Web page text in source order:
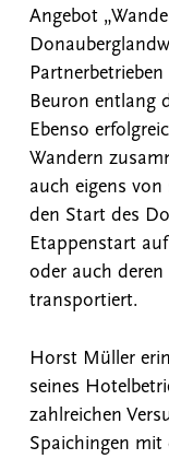
Angebot
Beuron entlang
Ebenso
Wandern
auch eigens
den Start des
Etappenstart
oder auch
transportiert.
Horst Müller
seines
zahlreichen
Spaichingen mit